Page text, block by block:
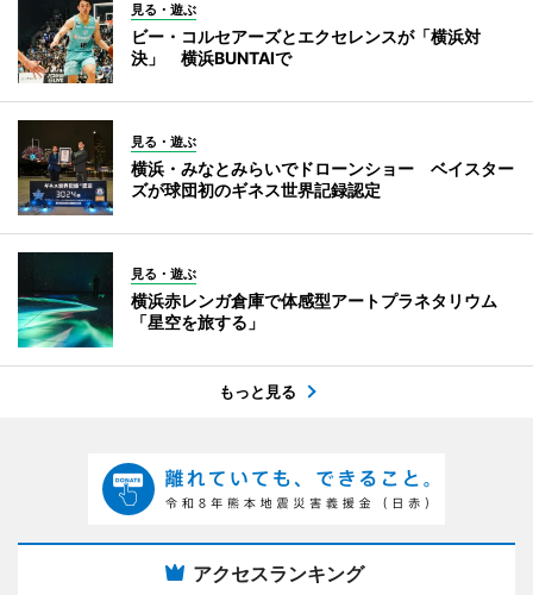
見る・遊ぶ
ビー・コルセアーズとエクセレンスが「横浜対
決」 横浜BUNTAIで
見る・遊ぶ
横浜・みなとみらいでドローンショー ベイスター
ズが球団初のギネス世界記録認定
見る・遊ぶ
横浜赤レンガ倉庫で体感型アートプラネタリウム
「星空を旅する」
もっと見る
アクセスランキング